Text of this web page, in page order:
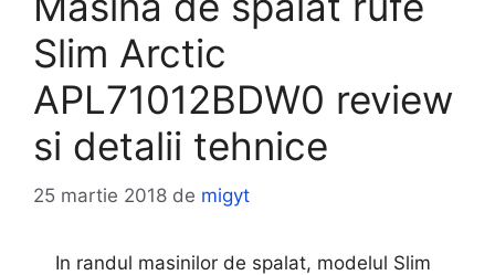
Slim Arctic
APL71012BDW0 review
si detalii tehnice
25 martie 2018 de migyt
In randul masinilor de spalat, modelul Slim